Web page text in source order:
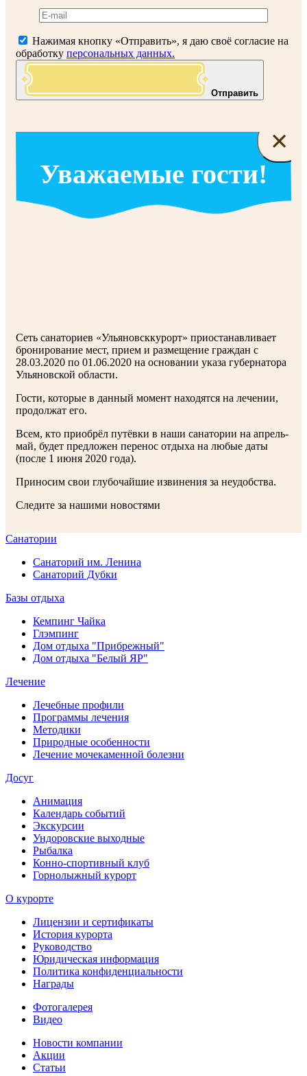
Нажимая кнопку «Отправить», я даю своё согласие на
обработку персональных данных.
Отправить
×
Уважаемые гости!
Сеть санаториев «Ульяновсккурорт» приостанавливает
бронирование мест, прием и размещение граждан с
28.03.2020 по 01.06.2020 на основании указа губернатора
Ульяновской области.
Гости, которые в данный момент находятся на лечении,
продолжат его.
Всем, кто приобрёл путёвки в наши санатории на апрель-
май, будет предложен перенос отдыха на любые даты
(после 1 июня 2020 года).
Приносим свои глубочайшие извинения за неудобства.
Следите за нашими новостями
Санатории
Санаторий им. Ленина
Санаторий Дубки
Базы отдыха
Кемпинг Чайка
Глэмпинг
Дом отдыха "Прибрежный"
Дом отдыха "Белый ЯР"
Лечение
Лечебные профили
Программы лечения
Методики
Природные особенности
Лечение мочекаменной болезни
Досуг
Анимация
Календарь событий
Экскурсии
Ундоровские выходные
Рыбалка
Конно-спортивный клуб
Горнолыжный курорт
О курорте
Лицензии и сертификаты
История курорта
Руководство
Юридическая информация
Политика конфиденциальности
Награды
Фотогалерея
Видео
Новости компании
Акции
Статьи